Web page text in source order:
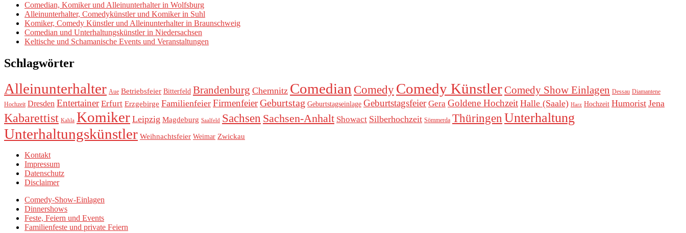
Comedian, Komiker und Alleinunterhalter in Wolfsburg
Alleinunterhalter, Comedykünstler und Komiker in Suhl
Komiker, Comedy Künstler und Alleinunterhalter in Braunschweig
Comedian und Unterhaltungskünstler in Niedersachsen
Keltische und Schamanische Events und Veranstaltungen
Schlagwörter
Alleinunterhalter Aue Betriebsfeier Bitterfeld Brandenburg Chemnitz Comedian ComedyComedy Künstler Comedy Show Einlagen Dessau Diamantene
Hochzeit Dresden Entertainer Erfurt Erzgebirge Familienfeier FirmenfeierGeburtstag Geburtstagseinlage Geburtstagsfeier Gera Goldene Hochzeit Halle (Saale) Harz Hochzeit Humorist Jena
Kabarettist Kahla Komiker Leipzig Magdeburg Saalfeld Sachsen Sachsen-Anhalt Showact Silberhochzeit Sömmerda ThüringenUnterhaltung
Unterhaltungskünstler Weihnachtsfeier Weimar Zwickau
Kontakt
Impressum
Datenschutz
Disclaimer
Comedy-Show-Einlagen
Dinnershows
Feste, Feiern und Events
Familienfeste und private Feiern